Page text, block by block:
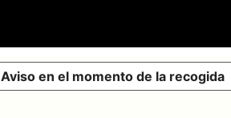
Aviso en el momento de la recogida